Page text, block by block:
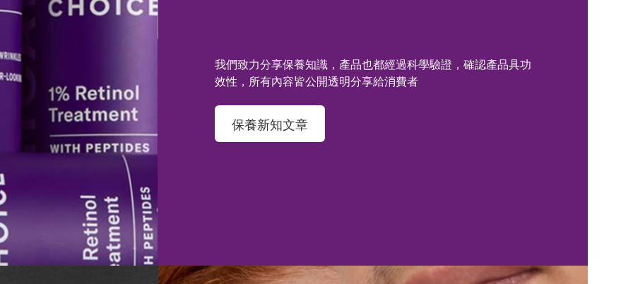
我們致力分享保養知識，產品也都經過科學驗證，確認產品具功
效性，所有內容皆公開透明分享給消費者
保養新知文章